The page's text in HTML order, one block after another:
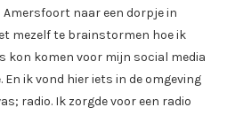
naar een dorpje in
mezelf te brainstormen hoe ik
kon komen voor mijn social media
En ik vond hier iets in de omgeving
radio. Ik zorgde voor een radio